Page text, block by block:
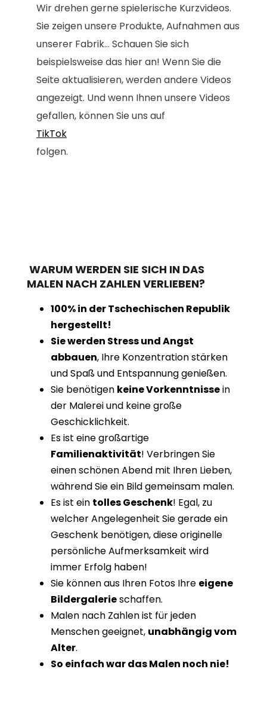
Wir drehen gerne spielerische Kurzvideos.
Sie zeigen unsere Produkte, Aufnahmen aus
unserer Fabrik... Schauen Sie sich
beispielsweise das hier an! Wenn Sie die
Seite aktualisieren, werden andere Videos
angezeigt. Und wenn Ihnen unsere Videos
gefallen, können Sie uns auf
TikTok
folgen.
WARUM WERDEN SIE SICH IN DAS
MALEN NACH ZAHLEN VERLIEBEN?
100% in der Tschechischen Republik
hergestellt!
Sie werden Stress und Angst
abbauen, Ihre Konzentration stärken
und Spaß und Entspannung genießen.
Sie benötigen keine Vorkenntnissein
der Malerei und keine große
Geschicklichkeit.
Es ist eine großartige
Familienaktivität! Verbringen Sie
einen schönen Abend mit Ihren Lieben,
während Sie ein Bild gemeinsam malen.
Es ist ein tolles Geschenk! Egal, zu
welcher Angelegenheit Sie gerade ein
Geschenk benötigen, diese originelle
persönliche Aufmerksamkeit wird
immer Erfolg haben!
Sie können aus Ihren Fotos Ihre eigene
Bildergalerieschaffen.
Malen nach Zahlen ist für jeden
Menschen geeignet, unabhängig vom
Alter.
So einfach war das Malen noch nie!